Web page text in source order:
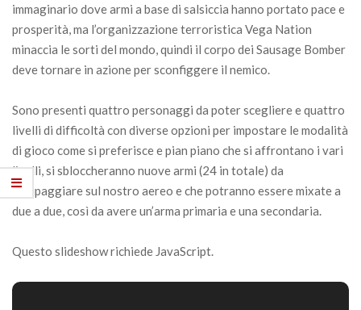
immaginario dove armi a base di salsiccia hanno portato pace e
prosperità, ma l’organizzazione terroristica Vega Nation
minaccia le sorti del mondo, quindi il corpo dei Sausage Bomber
deve tornare in azione per sconfiggere il nemico.
Sono presenti quattro personaggi da poter scegliere e quattro
livelli di difficoltà con diverse opzioni per impostare le modalità
di gioco come si preferisce e pian piano che si affrontano i vari
livelli, si sbloccheranno nuove armi (24 in totale) da
equipaggiare sul nostro aereo e che potranno essere mixate a
due a due, così da avere un’arma primaria e una secondaria.
Questo slideshow richiede JavaScript.